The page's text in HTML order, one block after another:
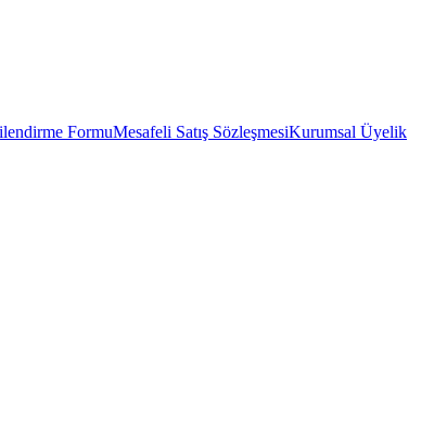
FormuMesafeli Satış SözleşmesiKurumsal Üyelik